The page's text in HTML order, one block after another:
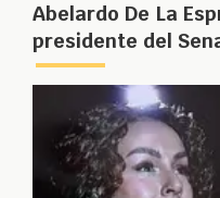
Abelardo De La
presidente del